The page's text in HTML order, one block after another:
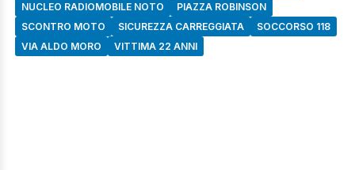
NUCLEO RADIOMOBILE NOTO
PIAZZA ROBINSON
SCONTRO MOTO
SICUREZZA CARREGGIATA
SOCCORSO 118
VIA ALDO MORO
VITTIMA 22 ANNI